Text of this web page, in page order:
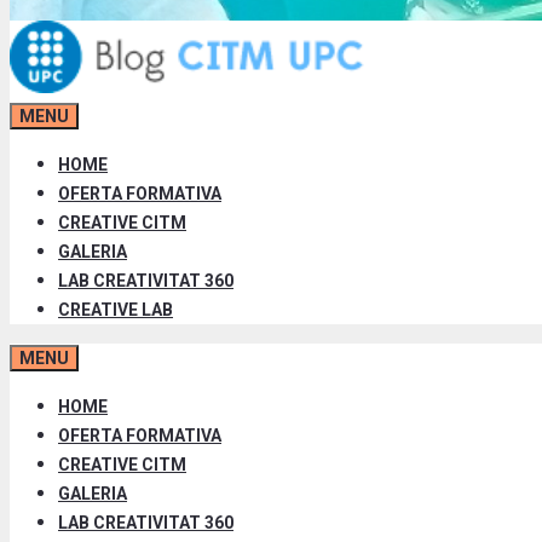
MENU
HOME
OFERTA FORMATIVA
CREATIVE CITM
GALERIA
LAB CREATIVITAT 360
CREATIVE LAB
MENU
HOME
OFERTA FORMATIVA
CREATIVE CITM
GALERIA
LAB CREATIVITAT 360